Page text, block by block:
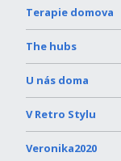
Terapie domova
The hubs
U nás doma
V Retro Stylu
Veronika2020